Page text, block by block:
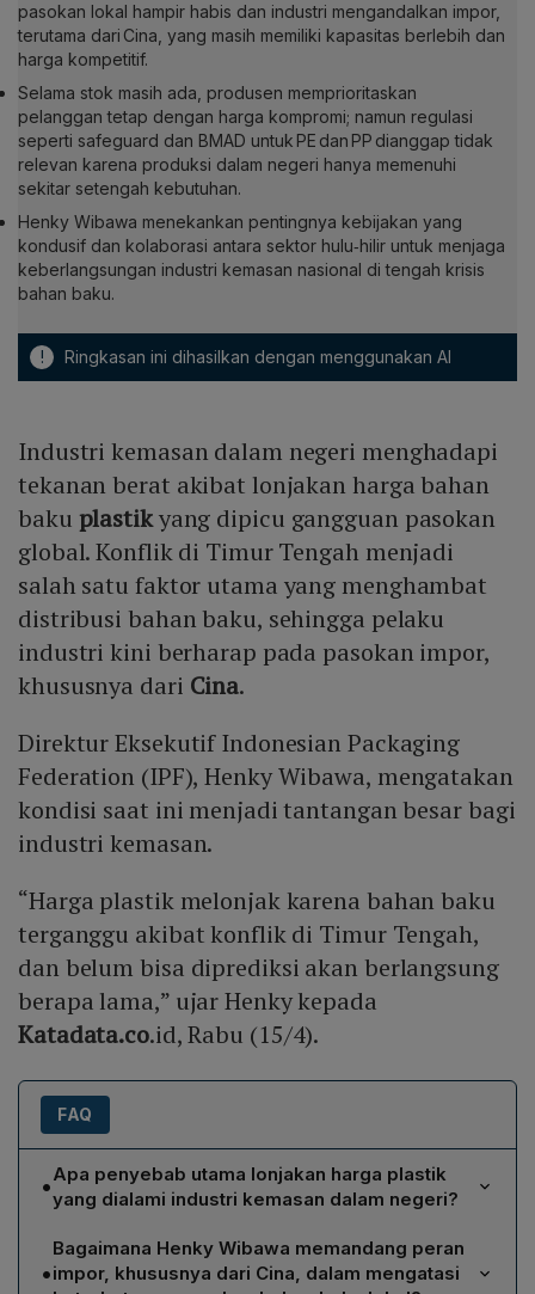
pasokan lokal hampir habis dan industri mengandalkan impor,
terutama dari Cina, yang masih memiliki kapasitas berlebih dan
harga kompetitif.
Selama stok masih ada, produsen memprioritaskan
pelanggan tetap dengan harga kompromi; namun regulasi
seperti safeguard dan BMAD untuk PE dan PP dianggap tidak
relevan karena produksi dalam negeri hanya memenuhi
sekitar setengah kebutuhan.
Henky Wibawa menekankan pentingnya kebijakan yang
kondusif dan kolaborasi antara sektor hulu‑hilir untuk menjaga
keberlangsungan industri kemasan nasional di tengah krisis
bahan baku.
! Ringkasan ini dihasilkan dengan menggunakan AI
Industri kemasan dalam negeri menghadapi
tekanan berat akibat lonjakan harga bahan
baku plastikyang dipicu gangguan pasokan
global. Konflik di Timur Tengah menjadi
salah satu faktor utama yang menghambat
distribusi bahan baku, sehingga pelaku
industri kini berharap pada pasokan impor,
khususnya dari Cina.
Direktur Eksekutif Indonesian Packaging
Federation (IPF), Henky Wibawa, mengatakan
kondisi saat ini menjadi tantangan besar bagi
industri kemasan.
“Harga plastik melonjak karena bahan baku
terganggu akibat konflik di Timur Tengah,
dan belum bisa diprediksi akan berlangsung
berapa lama,” ujar Henky kepada
Katadata.co.id, Rabu (15/4).
FAQ
•Apa penyebab utama lonjakan harga plastik
yang dialami industri kemasan dalam negeri?
Menurut Henky Wibawa, eksekutif IPF, lonjakan harga
plastik disebabkan oleh gangguan pasokan bahan
baku plastik akibat konflik di Timur Tengah. Konflik
•
Bagaimana Henky Wibawa memandang peran
impor, khususnya dari Cina, dalam mengatasi